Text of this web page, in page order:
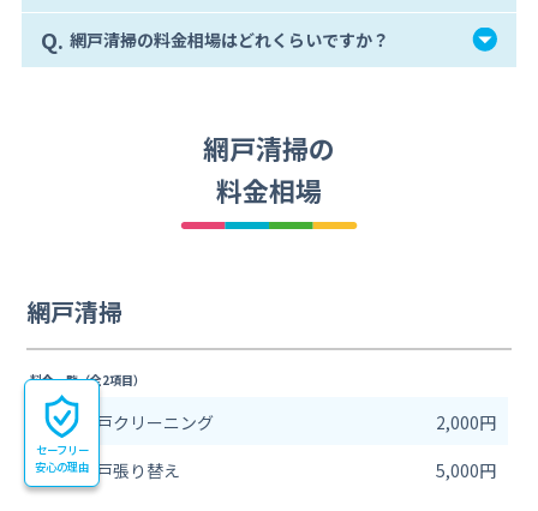
Q. 網戸清掃の料金相場はどれくらいですか？
網戸清掃の
料金相場
網戸清掃
料金一覧（全2項目）
雨戸/網戸クリーニング
2,000円
雨戸/網戸張り替え
5,000円
セーフリー
安心の理由